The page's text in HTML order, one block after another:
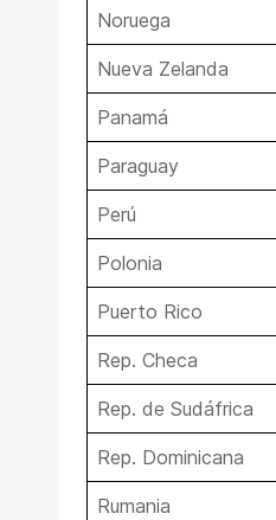
Noruega
Nueva Zelanda
Panamá
Paraguay
Perú
Polonia
Puerto Rico
Rep. Checa
Rep. de Sudáfrica
Rep. Dominicana
Rumania